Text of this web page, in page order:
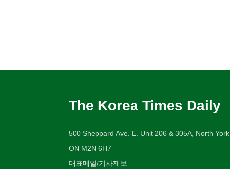
The Korea Times Daily
500 Sheppard Ave. E. Unit 206 & 305A, North York,
ON M2N 6H7
대표메일/기사제보